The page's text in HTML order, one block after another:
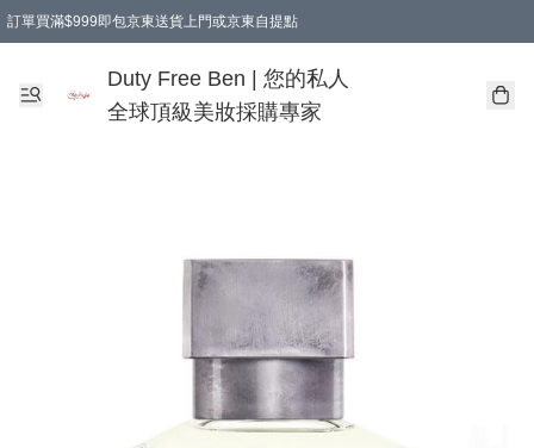
訂單買滿$999即包京東送貨上門或京東自提點
Duty Free Ben | 您的私人
全球頂級美妝採購專家